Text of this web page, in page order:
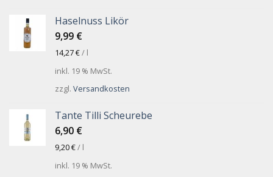
Haselnuss Likör
9,99 €
14,27€/ l
inkl. 19 % MwSt.
zzgl. Versandkosten
Tante Tilli Scheurebe
6,90 €
9,20€/ l
inkl. 19 % MwSt.